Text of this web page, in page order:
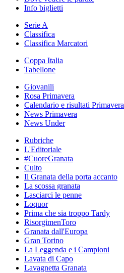
Info biglietti
Serie A
Classifica
Classifica Marcatori
Coppa Italia
Tabellone
Giovanili
Rosa Primavera
Calendario e risultati Primavera
News Primavera
News Under
Rubriche
L'Editoriale
#CuoreGranata
Culto
Il Granata della porta accanto
La scossa granata
Lasciarci le penne
Loquor
Prima che sia troppo Tardy
RisorgimenToro
Granata dall'Europa
Gran Torino
La Leggenda e i Campioni
Lavata di Capo
Lavagnetta Granata